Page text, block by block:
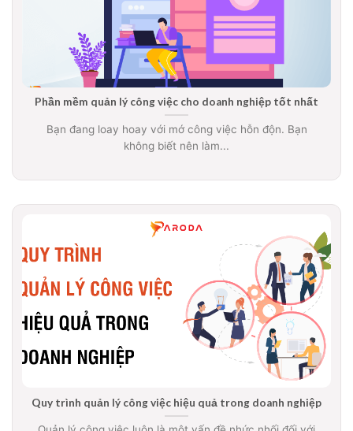
Phần mềm quản lý công việc cho doanh nghiệp tốt nhất
Bạn đang loay hoay với mớ công việc hỗn độn. Bạn
không biết nên làm...
Quy trình quản lý công việc hiệu quả trong doanh nghiệp